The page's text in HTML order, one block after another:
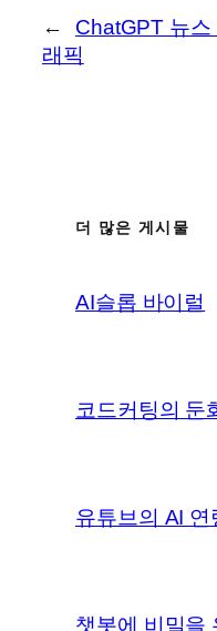
←
ChatGPT 뉴스
래픽
더 많은 게시물
AI슬롭 바이럴
코드커팅의 둔
유튜브의 AI 연
챗봇에 비밀을